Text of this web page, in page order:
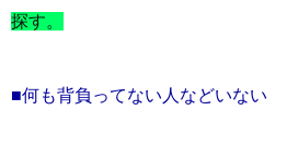
探す。
■何も背負ってない人などいない